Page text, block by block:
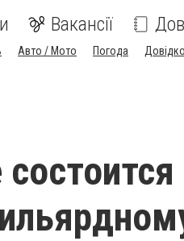
Вакансії
Авто / Мото Погода